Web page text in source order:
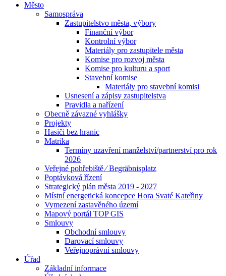
Město
Samospráva
Zastupitelstvo města, výbory
Finanční výbor
Kontrolní výbor
Materiály pro zastupitele města
Komise pro rozvoj města
Komise pro kulturu a sport
Stavební komise
Materiály pro stavební komisi
Usnesení a zápisy zastupitelstva
Pravidla a nařízení
Obecně závazné vyhlášky
Projekty
Hasiči bez hranic
Matrika
Termíny uzavření manželství/partnerství pro rok
2026
Veřejné pohřebiště ⁄ Begräbnisplatz
Poptávková řízení
Strategický plán města 2019 - 2027
Místní energetická koncepce Hora Svaté Kateřiny
Vymezení zastavěného území
Mapový portál TOP GIS
Smlouvy
Obchodní smlouvy
Darovací smlouvy
Veřejnoprávní smlouvy
Úřad
Základní informace